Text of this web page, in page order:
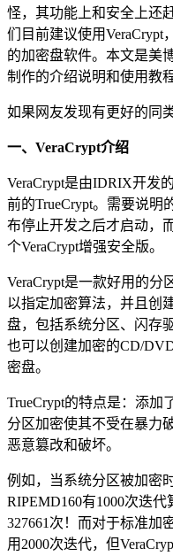
怪，其功能上和安全上还
们目前建议使用VeraCrypt
的加密盘软件。本文是美
制作的介绍说明和使用教程
如果网友发现有更好的同
一、VeraCrypt介绍
VeraCrypt是由IDRIX开发
前的TrueCrypt。需要说明
布停止开发之后才启动，
个VeraCrypt增强安全版。
VeraCrypt是一款好用的分
以指定加密算法，并且创
盘，包括系统分区、闪存
也可以创建加密的CD/
密盘。
TrueCrypt的特点是：添加
分区加密使其不受在暴力
恶意篡改和破坏。
例如，当系统分区被加密
RIPEMD160有1000次迭代
327661次！而对于标准加
用2000次迭代，但